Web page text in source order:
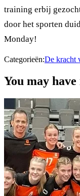
training erbij
door het sporten
Monday!
Categorieën:De kracht
You may have